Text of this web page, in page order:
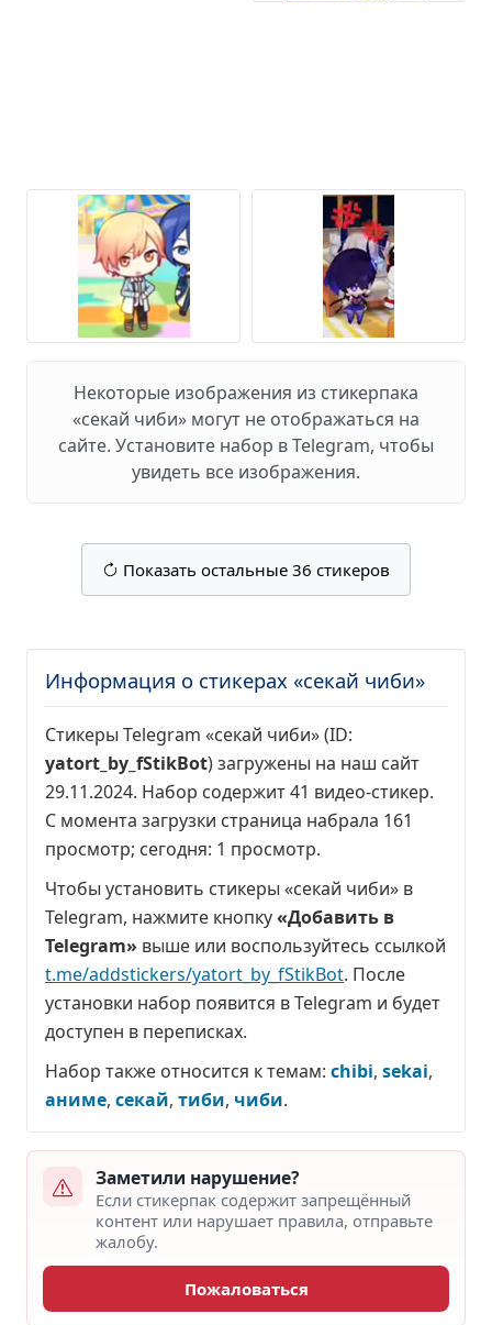
Некоторые изображения из стикерпака
«секай чиби» могут не отображаться на
сайте. Установите набор в Telegram, чтобы
увидеть все изображения.
Показать остальные 36 стикеров
Информация о стикерах «секай чиби»
Стикеры Telegram «секай чиби» (ID:
yatort_by_fStikBot) загружены на наш сайт
29.11.2024. Набор содержит 41 видео-стикер.
С момента загрузки страница набрала 161
просмотр; сегодня: 1 просмотр.
Чтобы установить стикеры «секай чиби» в
Telegram, нажмите кнопку«Добавить в
Telegram» выше или воспользуйтесь ссылкой
t.me/addstickers/yatort_by_fStikBot. После
установки набор появится в Telegram и будет
доступен в переписках.
Набор также относится к темам: chibi, sekai,
аниме, секай, тиби, чиби.
Заметили нарушение?
Если стикерпак содержит запрещённый
контент или нарушает правила, отправьте
жалобу.
Пожаловаться